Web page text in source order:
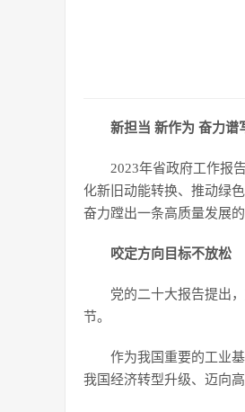
新担当 新作为 奋力谱
2023年省政府工作报
化新旧动能转换、推动绿
奋力蹚出一条高质量发展的
咬定方向目标不放松
党的二十大报告提出
节。
作为我国重要的工业
我国经济转型升级、迈向